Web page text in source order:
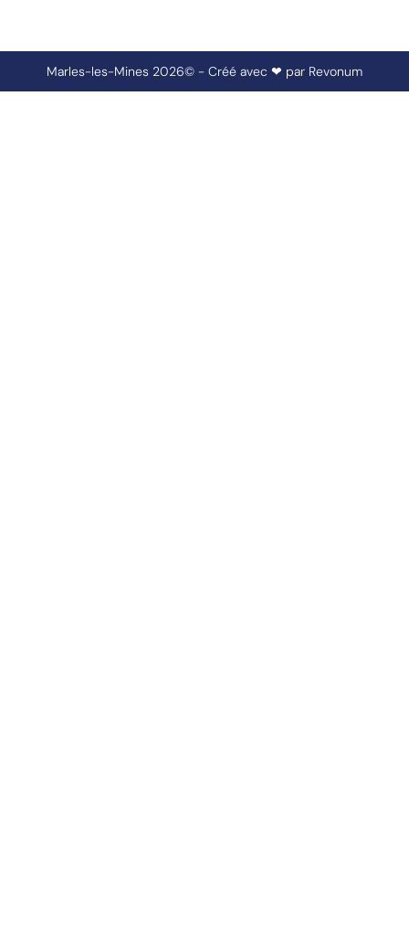
Marles-les-Mines 2026© - Créé avec ❤ par Revonum